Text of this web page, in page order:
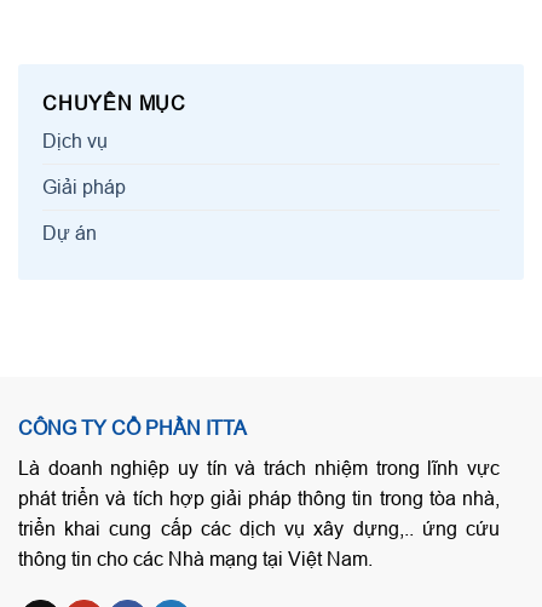
CHUYÊN MỤC
Dịch vụ
Giải pháp
Dự án
CÔNG TY CỔ PHẦN ITTA
Là doanh nghiệp uy tín và trách nhiệm trong lĩnh vực
phát triển và tích hợp giải pháp thông tin trong tòa nhà,
triển khai cung cấp các dịch vụ xây dựng,.. ứng cứu
thông tin cho các Nhà mạng tại Việt Nam.